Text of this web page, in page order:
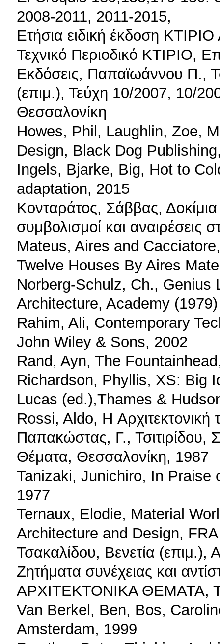
2008-2011, 2011-2015,
Ετήσια ειδική έκδοση
Τεχνικό Περιοδικό ΚΤΙΡΙΟ,
Εκδόσεις, Παπαϊωάννου Π.,
(επιμ.), Τεύχη 10/2007, 10/
Θεσσαλονίκη
Howes, Phil, Laughlin, Zoe,
Design, Black Dog
Ingels, Bjarke, Big, Hot to
adaptation, 2015
Κονταράτος, Σάββας,
συμβολισμοί και
Mateus, Aires and
Twelve Houses By Aires
Norberg-Schulz, Ch., Genius
Architecture, Academy
Rahim, Ali, Contemporary
John Wiley & Sons, 2002
Rand, Ayn, The
Richardson, Phyllis, XS: Big
Lucas (ed.),Thames &
Rossi, Aldo, Η
Παπακώστας, Γ.,
Θέματα, Θεσσαλονίκη, 1987
Tanizaki, Junichiro, In Praise
1977
Ternaux, Elodie, Material
Architecture and Design,
Τσακαλίδου, Βενετία
Ζητήματα συνέχειας και
ΑΡΧΙΤΕΚΤΟΝΙΚΑ ΘΕΜΑΤΑ,
Van Berkel, Ben, Bos,
Amsterdam, 1999